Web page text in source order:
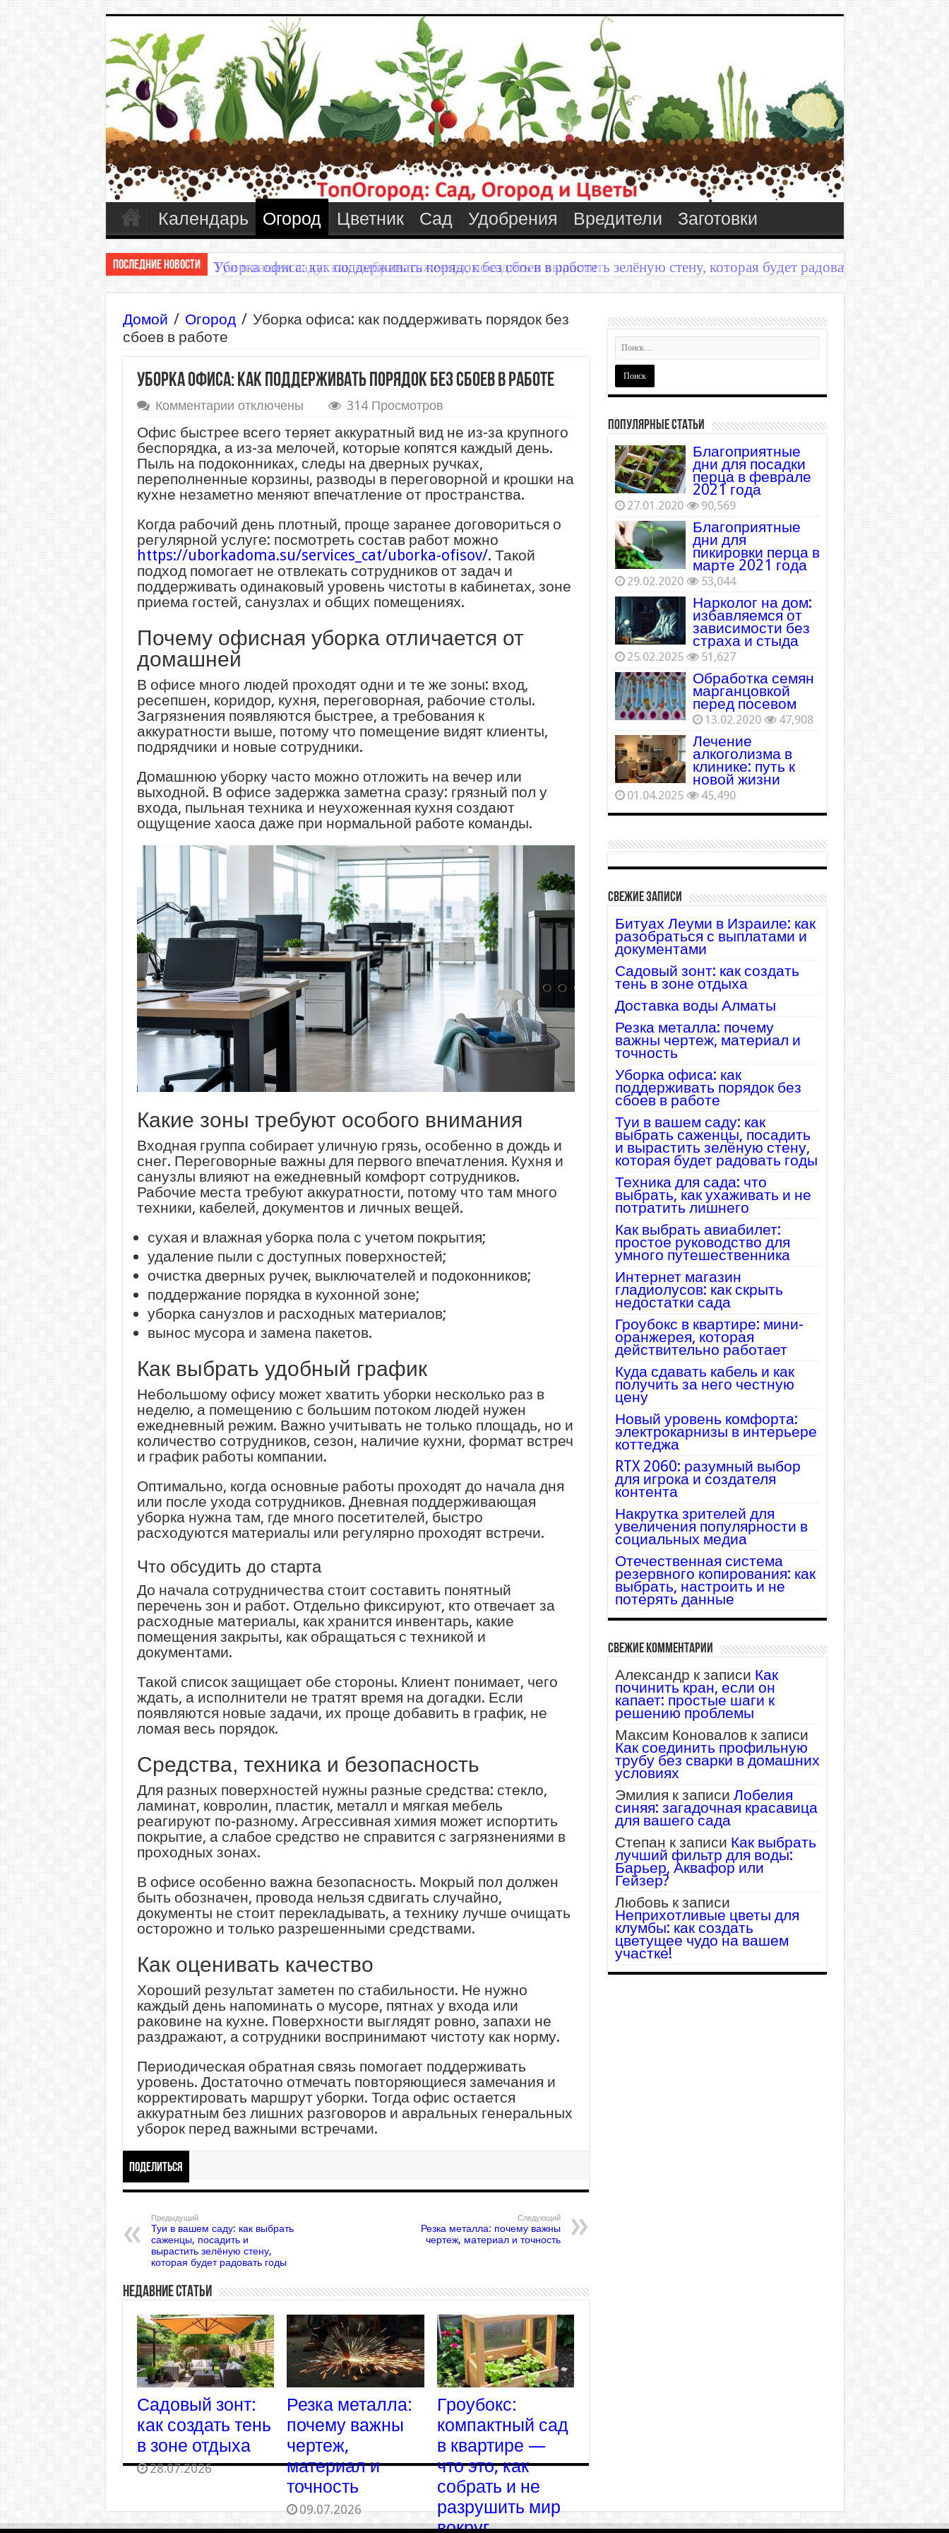
Календарь Огород Цветник Сад Удобрения Вредители Заготовки
Последние Новости Туи в вашем саду: как выбрать саженцы, посадить и вырастить зелёную стену, которая будет радовать годы
Домой / Огород / Уборка офиса: как поддерживать порядок без
сбоев в работе
Уборка офиса: как поддерживать порядок без сбоев в работе
Комментариик
Уборка
офиса:
как
поддерживать
порядок
сбоев
в
работе
отключены 314 Просмотров
Офис быстрее всего теряет аккуратный вид не из-за крупного
беспорядка, а из-за мелочей, которые копятся каждый день.
Пыль на подоконниках, следы на дверных ручках,
переполненные корзины, разводы в переговорной и крошки на
кухне незаметно меняют впечатление от пространства.
Когда рабочий день плотный, проще заранее договориться о
регулярной услуге: посмотреть состав работ можно
https://uborkadoma.su/services_cat/uborka-ofisov/. Такой
подход помогает не отвлекать сотрудников от задач и
поддерживать одинаковый уровень чистоты в кабинетах, зоне
приема гостей, санузлах и общих помещениях.
Почему офисная уборка отличается от
домашней
В офисе много людей проходят одни и те же зоны: вход,
ресепшен, коридор, кухня, переговорная, рабочие столы.
Загрязнения появляются быстрее, а требования к
аккуратности выше, потому что помещение видят клиенты,
подрядчики и новые сотрудники.
Домашнюю уборку часто можно отложить на вечер или
выходной. В офисе задержка заметна сразу: грязный пол у
входа, пыльная техника и неухоженная кухня создают
ощущение хаоса даже при нормальной работе команды.
Какие зоны требуют особого внимания
Входная группа собирает уличную грязь, особенно в дождь и
снег. Переговорные важны для первого впечатления. Кухня и
санузлы влияют на ежедневный комфорт сотрудников.
Рабочие места требуют аккуратности, потому что там много
техники, кабелей, документов и личных вещей.
сухая и влажная уборка пола с учетом покрытия;
удаление пыли с доступных поверхностей;
очистка дверных ручек, выключателей и подоконников;
поддержание порядка в кухонной зоне;
уборка санузлов и расходных материалов;
вынос мусора и замена пакетов.
Как выбрать удобный график
Небольшому офису может хватить уборки несколько раз в
неделю, а помещению с большим потоком людей нужен
ежедневный режим. Важно учитывать не только площадь, но и
количество сотрудников, сезон, наличие кухни, формат встреч
и график работы компании.
Оптимально, когда основные работы проходят до начала дня
или после ухода сотрудников. Дневная поддерживающая
уборка нужна там, где много посетителей, быстро
расходуются материалы или регулярно проходят встречи.
Что обсудить до старта
До начала сотрудничества стоит составить понятный
перечень зон и работ. Отдельно фиксируют, кто отвечает за
расходные материалы, как хранится инвентарь, какие
помещения закрыты, как обращаться с техникой и
документами.
Такой список защищает обе стороны. Клиент понимает, чего
ждать, а исполнители не тратят время на догадки. Если
появляются новые задачи, их проще добавить в график, не
ломая весь порядок.
Средства, техника и безопасность
Для разных поверхностей нужны разные средства: стекло,
ламинат, ковролин, пластик, металл и мягкая мебель
реагируют по-разному. Агрессивная химия может испортить
покрытие, а слабое средство не справится с загрязнениями в
проходных зонах.
В офисе особенно важна безопасность. Мокрый пол должен
быть обозначен, провода нельзя сдвигать случайно,
документы не стоит перекладывать, а технику лучше очищать
осторожно и только разрешенными средствами.
Как оценивать качество
Хороший результат заметен по стабильности. Не нужно
каждый день напоминать о мусоре, пятнах у входа или
раковине на кухне. Поверхности выглядят ровно, запахи не
раздражают, а сотрудники воспринимают чистоту как норму.
Периодическая обратная связь помогает поддерживать
уровень. Достаточно отмечать повторяющиеся замечания и
корректировать маршрут уборки. Тогда офис остается
аккуратным без лишних разговоров и авральных генеральных
уборок перед важными встречами.
Поделиться
Предыдущий
Туи в вашем саду: как выбрать
саженцы, посадить и
вырастить зелёную стену,
которая будет радовать годы
Следующий
Резка металла: почему важны
чертеж, материал и точность
Недавние статьи
Садовый зонт:
как создать тень
в зоне отдыха
28.07.2026
Резка металла:
почему важны
чертеж,
материал и
точность
09.07.2026
Гроубокс:
компактный сад
в квартире —
что это, как
собрать и не
разрушить мир
вокруг
Популярные статьи
Благоприятные
дни для посадки
перца в феврале
2021 года
27.01.2020 90,569
Благоприятные
дни для
пикировки перца в
марте 2021 года
29.02.2020 53,044
Нарколог на дом:
избавляемся от
зависимости без
страха и стыда
25.02.2025 51,627
Обработка семян
марганцовкой
перед посевом
13.02.2020 47,908
Лечение
алкоголизма в
клинике: путь к
новой жизни
01.04.2025 45,490
Свежие записи
Битуах Леуми в Израиле: как
разобраться с выплатами и
документами
Садовый зонт: как создать
тень в зоне отдыха
Доставка воды Алматы
Резка металла: почему
важны чертеж, материал и
точность
Уборка офиса: как
поддерживать порядок без
сбоев в работе
Туи в вашем саду: как
выбрать саженцы, посадить
и вырастить зелёную стену,
которая будет радовать годы
Техника для сада: что
выбрать, как ухаживать и не
потратить лишнего
Как выбрать авиабилет:
простое руководство для
умного путешественника
Интернет магазин
гладиолусов: как скрыть
недостатки сада
Гроубокс в квартире: мини-
оранжерея, которая
действительно работает
Куда сдавать кабель и как
получить за него честную
цену
Новый уровень комфорта:
электрокарнизы в интерьере
коттеджа
RTX 2060: разумный выбор
для игрока и создателя
контента
Накрутка зрителей для
увеличения популярности в
социальных медиа
Отечественная система
резервного копирования: как
выбрать, настроить и не
потерять данные
Свежие комментарии
Александр к записи Как
починить кран, если он
капает: простые шаги к
решению проблемы
Максим Коноваловк записи
Как соединить профильную
трубу без сварки в домашних
условиях
Эмилия к записи Лобелия
синяя: загадочная красавица
для вашего сада
Степан к записи Как выбрать
лучший фильтр для воды:
Барьер, Аквафор или
Гейзер?
Любовь к записи
Неприхотливые цветы для
клумбы: как создать
цветущее чудо на вашем
участке!